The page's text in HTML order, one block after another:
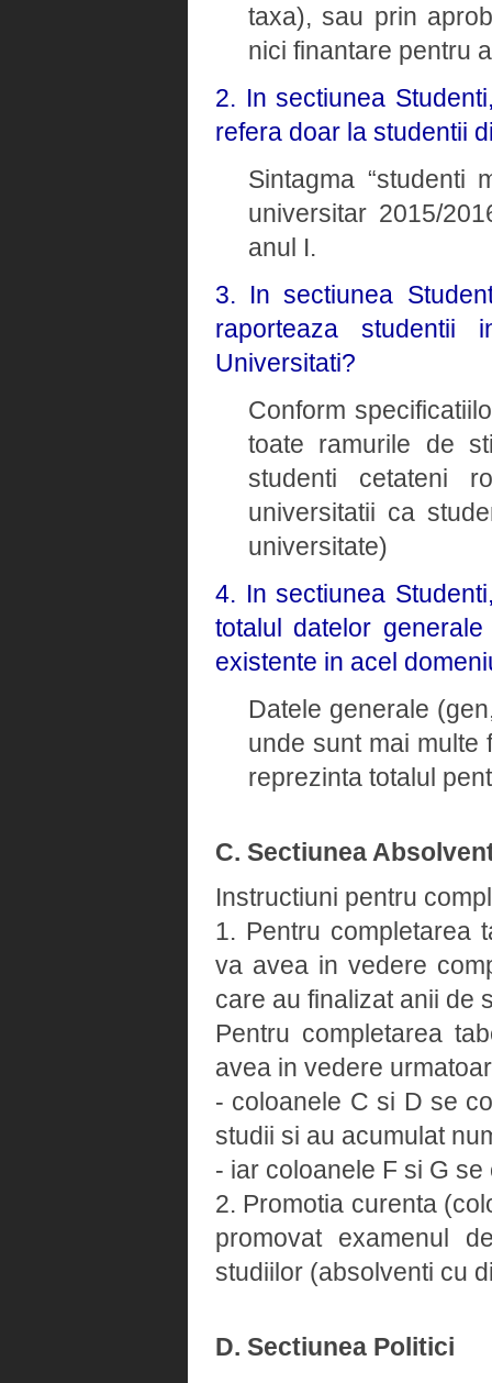
taxa), sau prin
nici finantare pentru
2. In sectiunea
refera doar la studentii
Sintagma “studenti
universitar 2015/
anul I.
3. In sectiunea
raporteaza
Universitati?
Conform
toate ramurile de
studenti cetateni
universitatii ca
universitate)
4. In sectiunea
totalul datelor
existente in acel
Datele generale
unde sunt mai multe
reprezinta totalul
C. Sectiunea
Instructiuni pentru
1. Pentru completarea
va avea in vedere
care au finalizat anii de
Pentru completarea
avea in vedere
- coloanele C si D se
studii si au acumulat
- iar coloanele F si G
2. Promotia curenta
promovat examenul
studiilor (absolventi cu
D. Sectiunea Politici